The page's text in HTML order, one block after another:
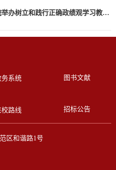
开封智慧健康职业学院举办树立和践行正确政绩观学习教育读书班
务系统 图书文献
校路线 招标公告
区和谐路1号